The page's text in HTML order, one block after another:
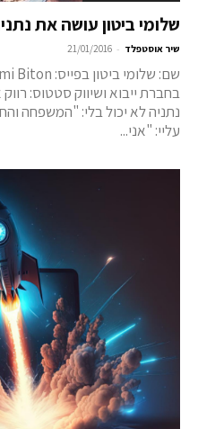
שלומי ביטון עושה את
שיר אוסטפלד -
21/01/2016
בחברת ייבוא ושיווק סטטוס:
נתניה לא יכול בלי: "המשפחה
עליי: "אני...